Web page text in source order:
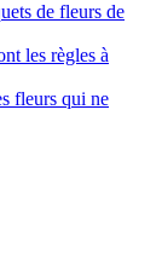
de fleurs de
les règles à
fleurs qui ne